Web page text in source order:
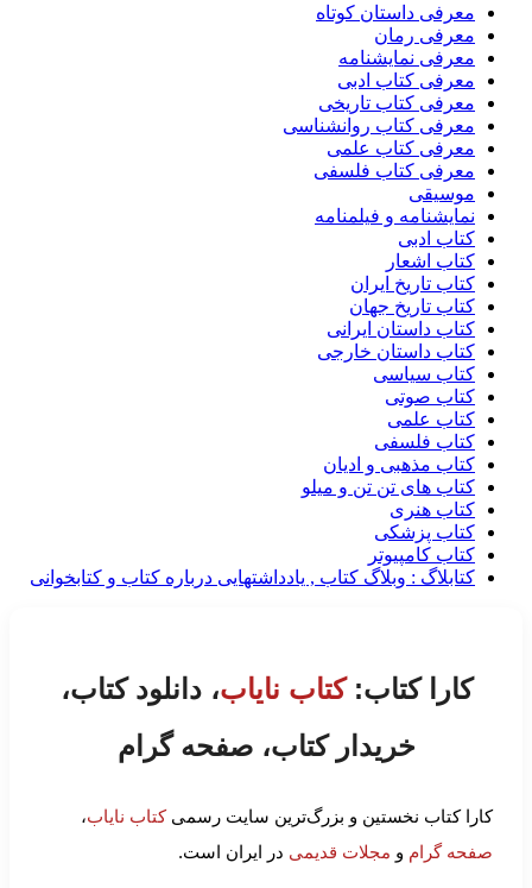
معرفی داستان کوتاه
معرفی رمان
معرفی نمایشنامه
معرفی کتاب ادبی
معرفی کتاب تاریخی
معرفی کتاب روانشناسی
معرفی کتاب علمی
معرفی کتاب فلسفی
موسیقی
نمایشنامه و فیلمنامه
کتاب ادبی
کتاب اشعار
کتاب تاریخ ایران
کتاب تاریخ جهان
کتاب داستان ایرانی
کتاب داستان خارجی
کتاب سیاسی
کتاب صوتی
کتاب علمی
کتاب فلسفی
کتاب مذهبی و ادیان
کتاب های تن تن و میلو
کتاب هنری
کتاب پزشکی
کتاب کامپیوتر
کتابلاگ : وبلاگ کتاب , یادداشتهایی درباره کتاب و کتابخوانی
کارا کتاب:کتاب نایاب، دانلود کتاب،
خریدار کتاب، صفحه گرام
کارا کتاب نخستین و بزرگ‌ترین سایت رسمیکتاب نایاب،
صفحه گرام و مجلات قدیمی در ایران است.